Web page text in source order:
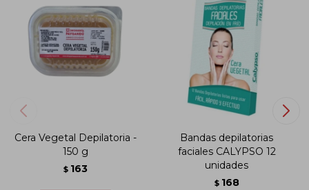
Cera Vegetal Depilatoria -
150 g
$ 163
Bandas depilatorias
faciales CALYPSO 12
unidades
$ 168